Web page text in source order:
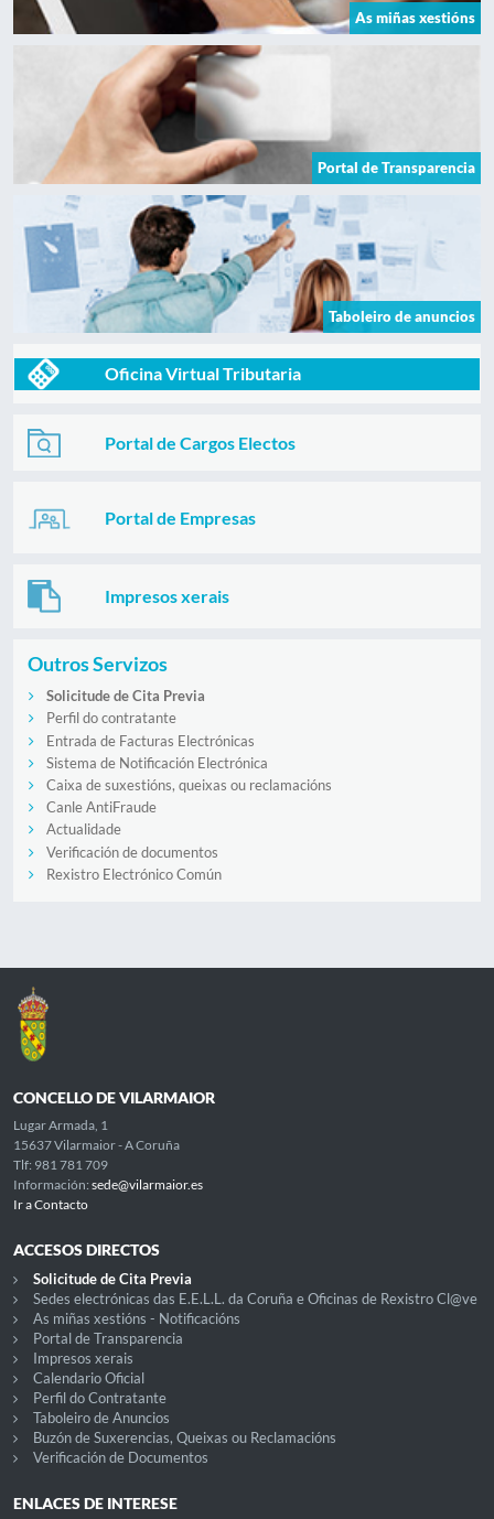
As miñas xestións
Portal de Transparencia
Taboleiro de anuncios
Oficina Virtual Tributaria
Portal de Cargos Electos
Portal de Empresas
Impresos xerais
Outros Servizos
Solicitude de Cita Previa
Perfil do contratante
Entrada de Facturas Electrónicas
Sistema de Notificación Electrónica
Caixa de suxestións, queixas ou reclamacións
Canle AntiFraude
Actualidade
Verificación de documentos
Rexistro Electrónico Común
CONCELLO DE VILARMAIOR
Lugar Armada, 1
15637 Vilarmaior - A Coruña
Tlf: 981 781 709
Información: sede@vilarmaior.es
Ir a Contacto
ACCESOS DIRECTOS
Solicitude de Cita Previa
Sedes electrónicas das E.E.L.L. da Coruña e Oficinas de Rexistro Cl@ve
As miñas xestións - Notificacións
Portal de Transparencia
Impresos xerais
Calendario Oficial
Perfil do Contratante
Taboleiro de Anuncios
Buzón de Suxerencias, Queixas ou Reclamacións
Verificación de Documentos
ENLACES DE INTERESE